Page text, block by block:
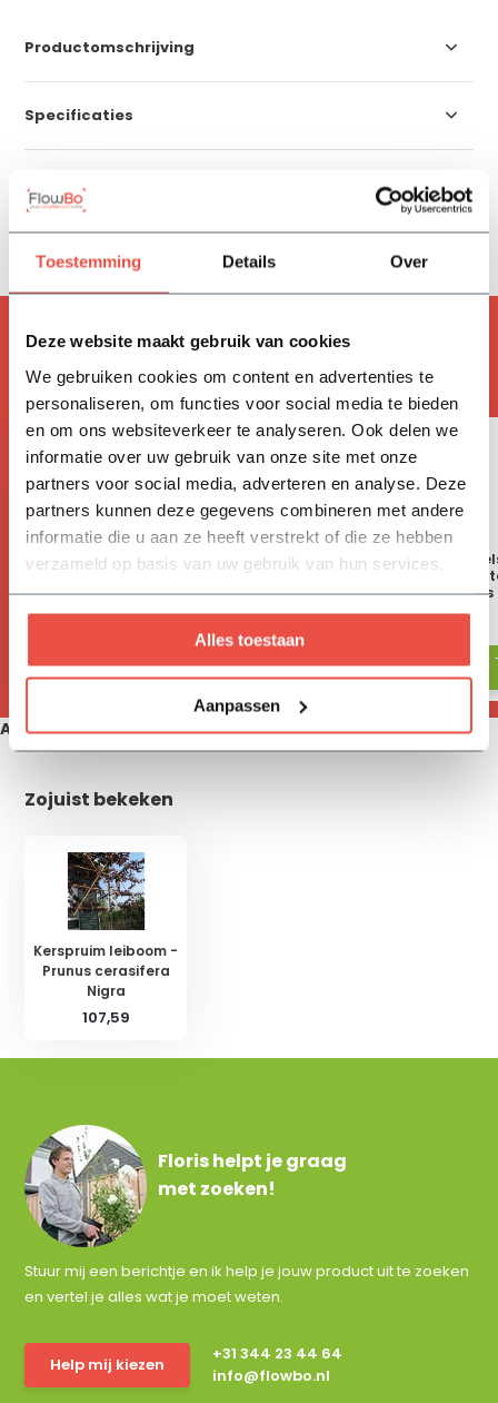
Toestemming Details Over
Deze website maakt gebruik van cookies
We gebruiken cookies om content en advertenties te
personaliseren, om functies voor social media te bieden
en om ons websiteverkeer te analyseren. Ook delen we
informatie over uw gebruik van onze site met onze
partners voor social media, adverteren en analyse. Deze
partners kunnen deze gegevens combineren met andere
informatie die u aan ze heeft verstrekt of die ze hebben
verzameld op basis van uw gebruik van hun services.
Alles toestaan
Aanpassen
Productomschrijving
Specificaties
Reviews
Delen
ACCESSOIRES
Handig om mee te bestellen
Aanplantpakket per boom: 2
boompalen 200 cm | 1 zak
aanplantgrond | 2 meter
boombevestigingsband | 2
Leibomen
bestaat uit: 2
| 1 meter bindbuis
Aanbevolen producten
Zojuist bekeken
Kerspruim leiboom -
Prunus cerasifera
Nigra
107,59
Floris helpt je graag
met zoeken!
Stuur mij een berichtje en ik help je jouw product uit te zoeken
en vertel je alles wat je moet weten.
Help mij kiezen
+31 344 23 44 64
info@flowbo.nl